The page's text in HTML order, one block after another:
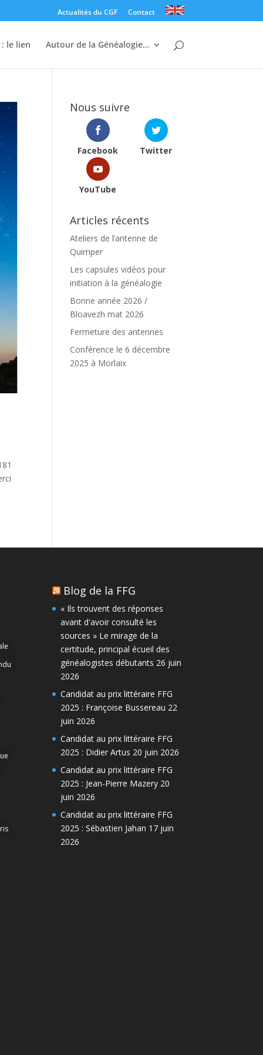
Actualités du CGF Contact
: le lien Autour de la Généalogie…
Nous suivre
Facebook Twitter
YouTube
Articles récents
Ateliers de l’antenne de
Quimper
Les capsules vidéos pour
initiation à la généalogie
Bonne année 2026 /
Bloavezh mat 2026
Fermeture des antennes
Conférence le 6 décembre
2025 à Morlaix
Blog de la FFG
« Ils trouvent des réponses
avant d'avoir consulté les
sources » Le mirage de la
certitude, principal écueil des
généalogistes débutants 26 juin
2026
Candidat au prix littéraire FFG
2025 : Françoise Bussereau 22
juin 2026
Candidat au prix littéraire FFG
2025 : Didier Artus 20 juin 2026
Candidat au prix littéraire FFG
2025 : Jean-Pierre Mazery 20
juin 2026
Candidat au prix littéraire FFG
2025 : Sébastien Jahan 17 juin
2026